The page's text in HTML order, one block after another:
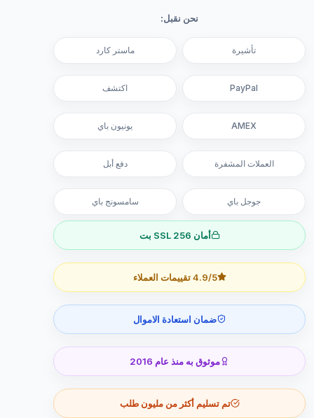
نحن نقبل:
تأشيرة ماستر كارد
PayPal اكتشف
AMEX يونيون باي
العملات المشفرة دفع أبل
جوجل باي سامسونج باي
أمان SSL 256 بت
4.9/5 تقييمات العملاء
ضمان استعادة الاموال
موثوق به منذ عام 2016
تم تسليم أكثر من مليون طلب